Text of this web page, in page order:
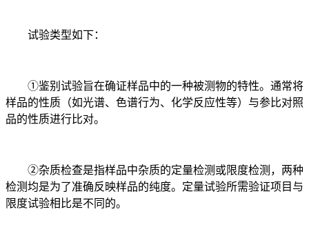
试验类型如下：
①鉴别试验旨在确证样品中的一种被测物的特性。通常将
样品的性质（如光谱、色谱行为、化学反应性等）与参比对照
品的性质进行比对。
②杂质检查是指样品中杂质的定量检测或限度检测，两种
检测均是为了准确反映样品的纯度。定量试验所需验证项目与
限度试验相比是不同的。